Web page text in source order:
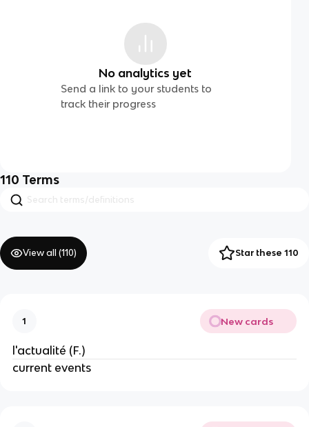
No analytics yet
Send a link to your students to
track their progress
110 Terms
View all (110) Star these 110
1 New cards
l'actualité (F.)
current events